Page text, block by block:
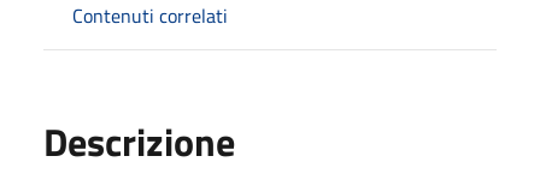
Contenuti correlati
Descrizione